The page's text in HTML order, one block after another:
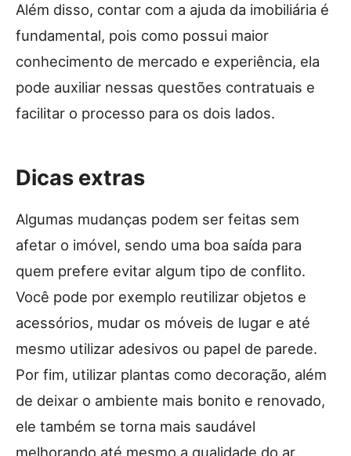
Além disso, contar com a ajuda da imobiliária é
fundamental, pois como possui maior
conhecimento de mercado e experiência, ela
pode auxiliar nessas questões contratuais e
facilitar o processo para os dois lados.
Dicas extras
Algumas mudanças podem ser feitas sem
afetar o imóvel, sendo uma boa saída para
quem prefere evitar algum tipo de conflito.
Você pode por exemplo reutilizar objetos e
acessórios, mudar os móveis de lugar e até
mesmo utilizar adesivos ou papel de parede.
Por fim, utilizar plantas como decoração, além
de deixar o ambiente mais bonito e renovado,
ele também se torna mais saudável
melhorando até mesmo a qualidade do ar.